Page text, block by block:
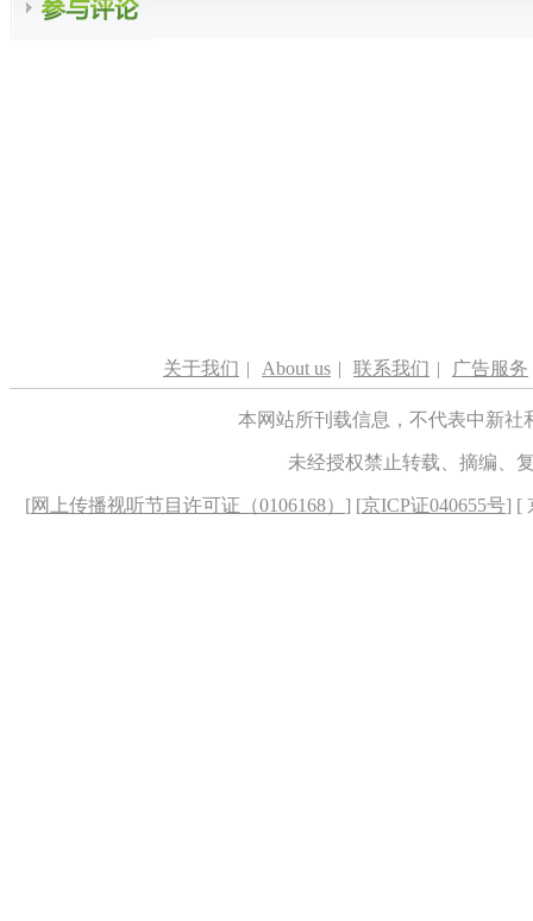
关于我们 | About us | 联系我们 | 广告服务
本网站所刊载信息，不代表中新
未经授权禁止转载、摘编、
[网上传播视听节目许可证（0106168） ] [京ICP证040655号] [